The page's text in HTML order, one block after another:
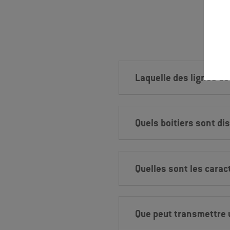
Laquelle des lignes
Quels boitiers sont
Quelles sont les
Que peut transmettre